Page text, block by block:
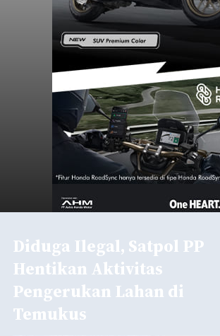
Diduga Ilegal, Satpol PP
Hentikan Aktivitas
Pengerukan Lahan di
Temukus